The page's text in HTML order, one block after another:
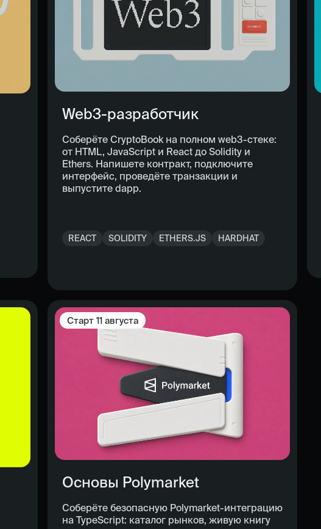
Web3-разработчик
Соберёте CryptoBook на полном web3-стеке:
от HTML, JavaScript и React до Solidity и
Ethers. Напишете контракт, подключите
интерфейс, проведёте транзакции и
выпустите dapp.
REACT SOLIDITY ETHERS.JS HARDHAT
Старт 11 августа
Основы Polymarket
Соберёте безопасную Polymarket-интеграцию
на TypeScript: каталог рынков, живую книгу